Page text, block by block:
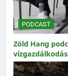
PODCAST
Zöld Hang